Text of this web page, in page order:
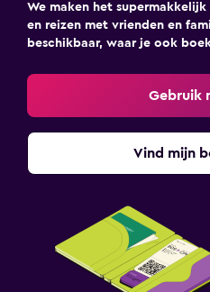
We maken het
en reizen met vrienden en
beschikbaar, waar je ook
Gebruik
Vind mijn